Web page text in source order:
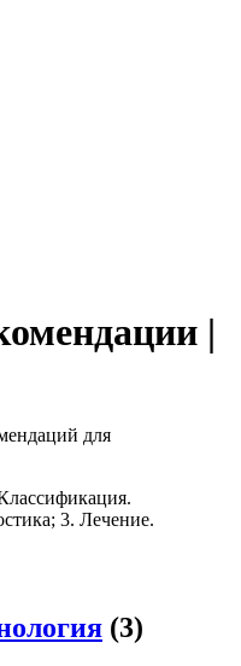
|
для
3. Лечение.
(3)